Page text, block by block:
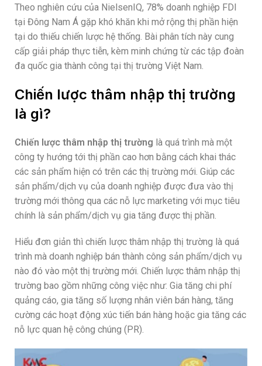
Theo nghiên cứu của NielsenIQ, 78% doanh nghiệp FDI
tại Đông Nam Á gặp khó khăn khi mở rộng thị phần hiện
tại do thiếu chiến lược hệ thống. Bài phân tích này cung
cấp giải pháp thực tiễn, kèm minh chứng từ các tập đoàn
đa quốc gia thành công tại thị trường Việt Nam.
Chiến lược thâm nhập thị trường
là gì?
Chiến lược thâm nhập thị trường là quá trình mà một
công ty hướng tới thị phần cao hơn bằng cách khai thác
các sản phẩm hiện có trên các thị trường mới. Giúp các
sản phẩm/dịch vụ của doanh nghiệp được đưa vào thị
trường mới thông qua các nỗ lực marketing với mục tiêu
chính là sản phẩm/dịch vụ gia tăng được thị phần.
Hiểu đơn giản thì chiến lược thâm nhập thị trường là quá
trình mà doanh nghiệp bán thành công sản phẩm/dịch vụ
nào đó vào một thị trường mới. Chiến lược thâm nhập thị
trường bao gồm những công việc như: Gia tăng chi phí
quảng cáo, gia tăng số lượng nhân viên bán hàng, tăng
cường các hoạt động xúc tiến bán hàng hoặc gia tăng các
nỗ lực quan hệ công chúng (PR).